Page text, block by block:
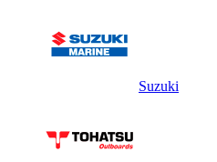
Suzuki